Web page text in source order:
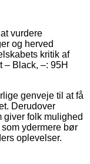
vurdere
og herved
kritik af
– Black, –: 95H
genveje til at få
Derudover
giver folk mulighed
ydermere bør
oplevelser.